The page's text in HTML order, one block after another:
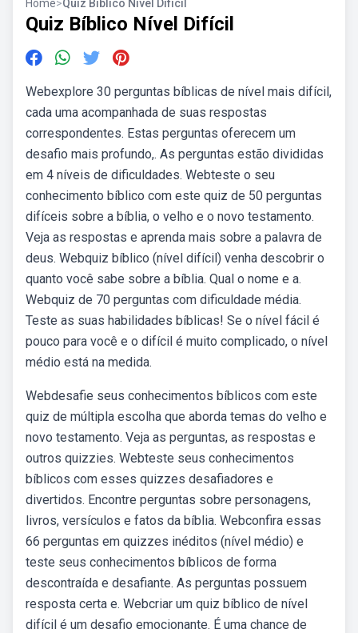
Home>Quiz Bíblico Nível Difícil
Quiz Bíblico Nível Difícil
Webexplore 30 perguntas bíblicas de nível mais difícil,
cada uma acompanhada de suas respostas
correspondentes. Estas perguntas oferecem um
desafio mais profundo,. As perguntas estão divididas
em 4 níveis de dificuldades. Webteste o seu
conhecimento bíblico com este quiz de 50 perguntas
difíceis sobre a bíblia, o velho e o novo testamento.
Veja as respostas e aprenda mais sobre a palavra de
deus. Webquiz bíblico (nível difícil) venha descobrir o
quanto você sabe sobre a bíblia. Qual o nome e a.
Webquiz de 70 perguntas com dificuldade média.
Teste as suas habilidades bíblicas! Se o nível fácil é
pouco para você e o difícil é muito complicado, o nível
médio está na medida.
Webdesafie seus conhecimentos bíblicos com este
quiz de múltipla escolha que aborda temas do velho e
novo testamento. Veja as perguntas, as respostas e
outros quizzies. Webteste seus conhecimentos
bíblicos com esses quizzes desafiadores e
divertidos. Encontre perguntas sobre personagens,
livros, versículos e fatos da bíblia. Webconfira essas
66 perguntas em quizzes inéditos (nível médio) e
teste seus conhecimentos bíblicos de forma
descontraída e desafiante. As perguntas possuem
resposta certa e. Webcriar um quiz bíblico de nível
difícil é um desafio emocionante. É uma chance de